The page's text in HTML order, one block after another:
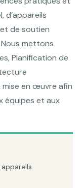
d’appareils
de soutien
mettons
Planification de
en œuvre afin
équipes et aux
appareils